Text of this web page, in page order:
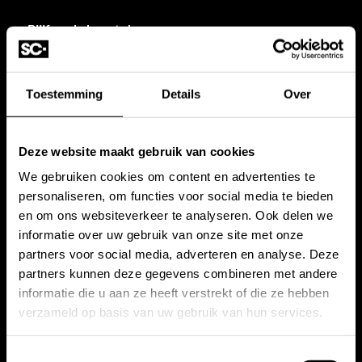
Toestemming Details Over
Deze website maakt gebruik van cookies
We gebruiken cookies om content en advertenties te
personaliseren, om functies voor social media te bieden
en om ons websiteverkeer te analyseren. Ook delen we
informatie over uw gebruik van onze site met onze
partners voor social media, adverteren en analyse. Deze
partners kunnen deze gegevens combineren met andere
informatie die u aan ze heeft verstrekt of die ze hebben
verzameld op basis van uw gebruik van hun services.
Blijf op de hoogte!
nieuwsbrief.
Accessoires
Douche accessoires
Bad accessoires
Kranen
Badkranen
Toilet kranen